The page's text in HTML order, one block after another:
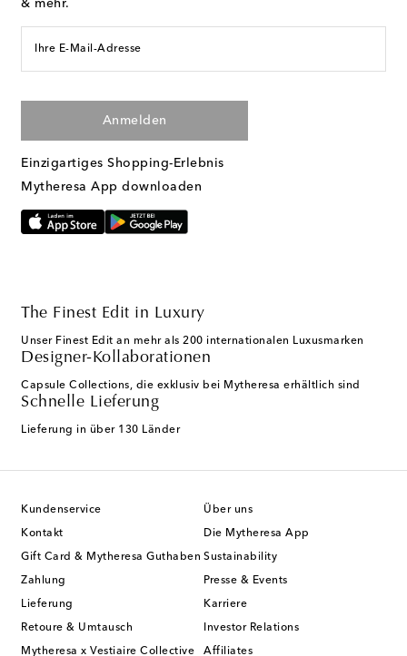
& mehr.
Ihre E-Mail-Adresse
Anmelden
Einzigartiges Shopping-Erlebnis
Mytheresa App downloaden
The Finest Edit in Luxury
Unser Finest Edit an mehr als 200 internationalen Luxusmarken
Designer-Kollaborationen
Capsule Collections, die exklusiv bei Mytheresa erhältlich sind
Schnelle Lieferung
Lieferung in über 130 Länder
Kundenservice
Kontakt
Gift Card & Mytheresa Guthaben
Zahlung
Lieferung
Retoure & Umtausch
Mytheresa x Vestiaire Collective
Über uns
Die Mytheresa App
Sustainability
Presse & Events
Karriere
Investor Relations
Affiliates